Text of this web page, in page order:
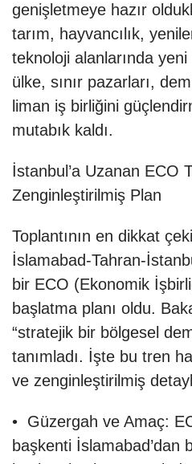
genişletmeye hazır
tarım, hayvancılık,
teknoloji alanlarında
ülke, sınır pazarları,
liman iş birliğini
mutabık kaldı.
İstanbul’a Uzanan ECO
Zenginleştirilmiş Plan
Toplantının en dikkat
İslamabad-Tahran-
bir ECO (Ekonomik
başlatma planı oldu.
“stratejik bir bölgesel
tanımladı. İşte bu tren
ve zenginleştirilmiş
• Güzergah ve Amaç:
başkenti İslamabad’dan